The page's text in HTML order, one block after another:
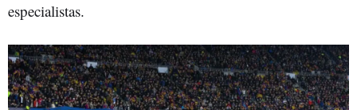
especialistas.